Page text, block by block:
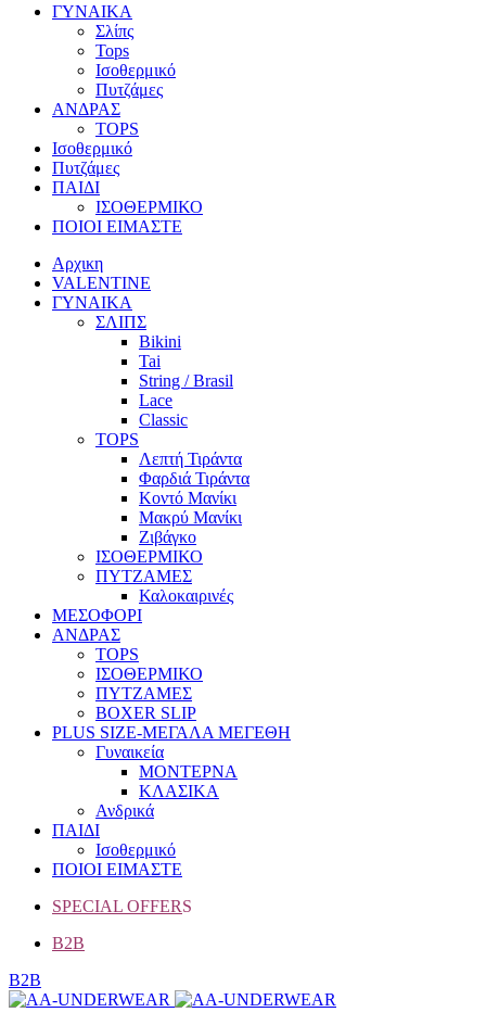
ΓΥΝΑΙΚΑ
Σλίπς
Tops
Ισοθερμικό
Πυτζάμες
ΑΝΔΡΑΣ
TOPS
Ισοθερμικό
Πυτζάμες
ΠΑΙΔΙ
ΙΣΟΘΕΡΜΙΚΟ
ΠΟΙΟΙ ΕΙΜΑΣΤΕ
Αρχικη
VALENTINE
ΓΥΝΑΙΚΑ
ΣΛΙΠΣ
Bikini
Tai
String / Brasil
Lace
Classic
TOPS
Λεπτή Τιράντα
Φαρδιά Τιράντα
Κοντό Μανίκι
Μακρύ Μανίκι
Ζιβάγκο
ΙΣΟΘΕΡΜΙΚΟ
ΠΥΤΖΑΜΕΣ
Καλοκαιρινές
ΜΕΣΟΦΟΡΙ
ΑΝΔΡΑΣ
TOPS
ΙΣΟΘΕΡΜΙΚΟ
ΠΥΤΖΑΜΕΣ
BOXER SLIP
PLUS SIZE-ΜΕΓΑΛΑ ΜΕΓΕΘΗ
Γυναικεία
ΜΟΝΤΕΡΝΑ
ΚΛΑΣΙΚΑ
Ανδρικά
ΠΑΙΔΙ
Ισοθερμικό
ΠΟΙΟΙ ΕΙΜΑΣΤΕ
SPECIAL OFFERS
B2B
B2B